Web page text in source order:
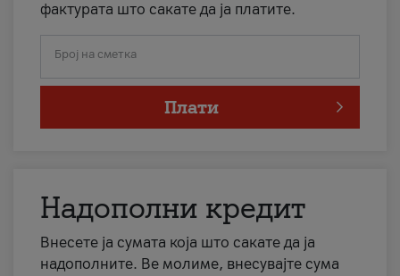
фактурата што сакате да ја платите.
Број на сметка
Плати
Надополни кредит
Внесете ја сумата која што сакате да ја
надополните. Ве молиме, внесувајте сума